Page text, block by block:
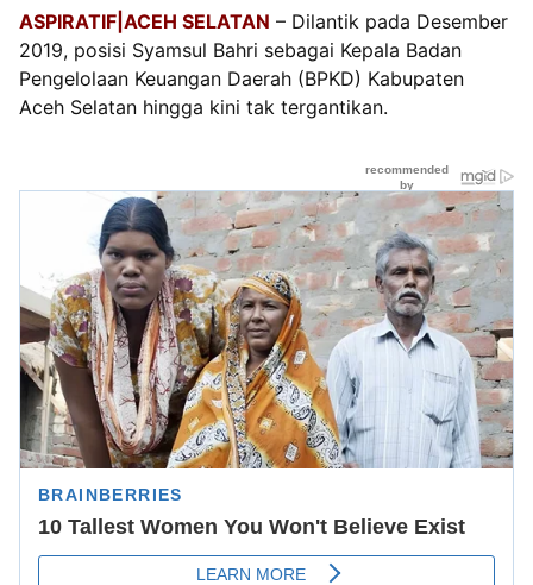
ASPIRATIF|ACEH SELATAN – Dilantik pada Desember
2019, posisi Syamsul Bahri sebagai Kepala Badan
Pengelolaan Keuangan Daerah (BPKD) Kabupaten
Aceh Selatan hingga kini tak tergantikan.